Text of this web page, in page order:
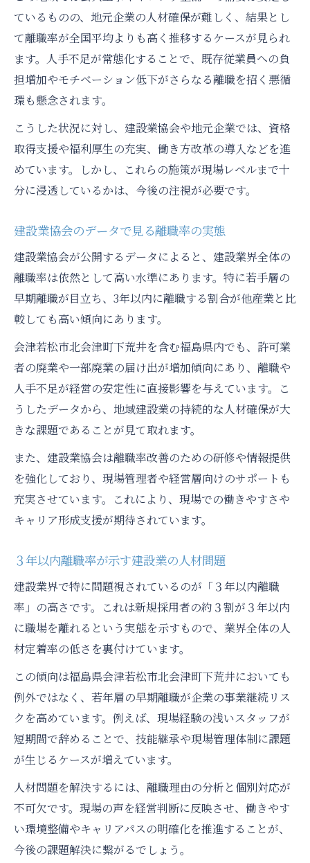
ているものの、地元企業の人材確保が難しく、結果とし
て離職率が全国平均よりも高く推移するケースが見られ
ます。人手不足が常態化することで、既存従業員への負
担増加やモチベーション低下がさらなる離職を招く悪循
環も懸念されます。
こうした状況に対し、建設業協会や地元企業では、資格
取得支援や福利厚生の充実、働き方改革の導入などを進
めています。しかし、これらの施策が現場レベルまで十
分に浸透しているかは、今後の注視が必要です。
建設業協会のデータで見る離職率の実態
建設業協会が公開するデータによると、建設業界全体の
離職率は依然として高い水準にあります。特に若手層の
早期離職が目立ち、3年以内に離職する割合が他産業と比
較しても高い傾向にあります。
会津若松市北会津町下荒井を含む福島県内でも、許可業
者の廃業や一部廃業の届け出が増加傾向にあり、離職や
人手不足が経営の安定性に直接影響を与えています。こ
うしたデータから、地域建設業の持続的な人材確保が大
きな課題であることが見て取れます。
また、建設業協会は離職率改善のための研修や情報提供
を強化しており、現場管理者や経営層向けのサポートも
充実させています。これにより、現場での働きやすさや
キャリア形成支援が期待されています。
３年以内離職率が示す建設業の人材問題
建設業界で特に問題視されているのが「３年以内離職
率」の高さです。これは新規採用者の約３割が３年以内
に職場を離れるという実態を示すもので、業界全体の人
材定着率の低さを裏付けています。
この傾向は福島県会津若松市北会津町下荒井においても
例外ではなく、若年層の早期離職が企業の事業継続リス
クを高めています。例えば、現場経験の浅いスタッフが
短期間で辞めることで、技能継承や現場管理体制に課題
が生じるケースが増えています。
人材問題を解決するには、離職理由の分析と個別対応が
不可欠です。現場の声を経営判断に反映させ、働きやす
い環境整備やキャリアパスの明確化を推進することが、
今後の課題解決に繋がるでしょう。